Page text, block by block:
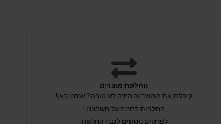
החלפת מוצרים
קיבלת את המוצר והמידה לא טובה? אנחנו כאן!
החלפות בחינם על חשבוננו !
לפרטים נוספים לגביי החלפה: